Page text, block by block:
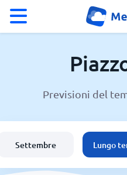
Meteo a Piazzogna
Italia
Previsioni del
Settembre Lungo